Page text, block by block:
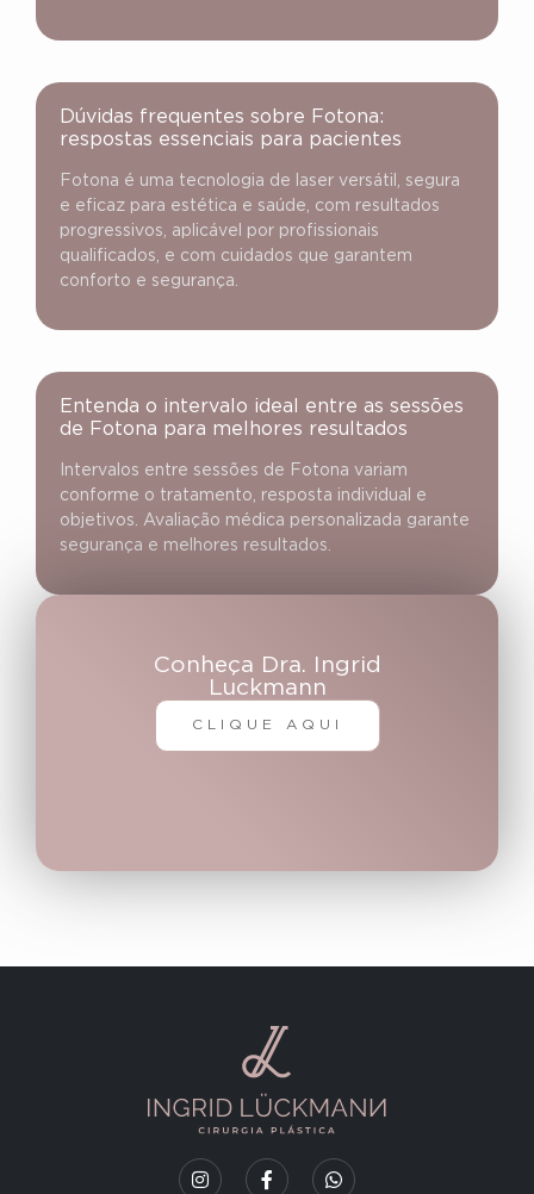
Dúvidas frequentes sobre Fotona:
respostas essenciais para pacientes
Fotona é uma tecnologia de laser versátil, segura
e eficaz para estética e saúde, com resultados
progressivos, aplicável por profissionais
qualificados, e com cuidados que garantem
conforto e segurança.
Entenda o intervalo ideal entre as sessões
de Fotona para melhores resultados
Intervalos entre sessões de Fotona variam
conforme o tratamento, resposta individual e
objetivos. Avaliação médica personalizada garante
segurança e melhores resultados.
Conheça Dra. Ingrid
Luckmann
CLIQUE AQUI